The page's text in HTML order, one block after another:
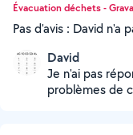
Évacuation déchets -
Pas d'avis : David n'a
David
Je n'ai pas
problèmes de